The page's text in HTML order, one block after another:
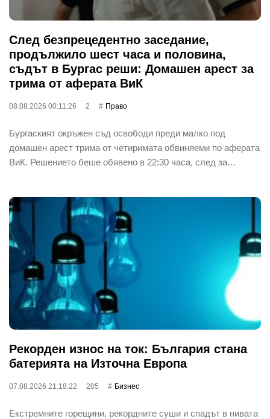
След безпрецедентно заседание,
продължило шест часа и половина,
съдът в Бургас реши: Домашен арест за
трима от аферата ВиК
08.08.2026 00:11:26 2 Право
Бургаският окръжен съд освободи преди малко под
домашен арест трима от четиримата обвиняеми по аферата
ВиК. Решението беше обявено в 22:30 часа, след за…
Рекорден износ на ток: България стана
батерията на Източна Европа
07.08.2026 21:18:22 205 Бизнес
Екстремните горещини, рекордните суши и спадът в нивата